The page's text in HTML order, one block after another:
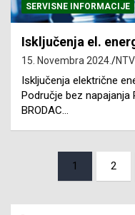
SERVISNE INFORMACIJE
Isključenja el.
15. Novembra 2024.
Isključenja električne
Područje bez napajanja
BRODAC…
pagination
1 2